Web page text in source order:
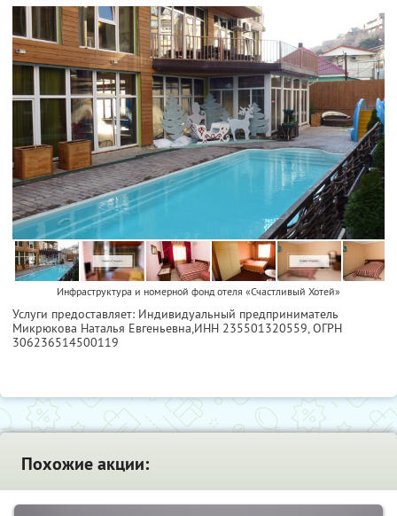
Инфраструктура и номерной фонд отеля «Счастливый Хотей»
Услуги предоставляет: Индивидуальный предприниматель
Микрюкова Наталья Евгеньевна,ИНН 235501320559, ОГРН
306236514500119
Похожие акции: